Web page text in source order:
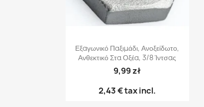
Γρήγορη προβολή
Εξαγωνικό Παξιμάδι, Ανοξείδωτο,
Ανθεκτικό Στα Οξέα, 3/8 Ίντσας
9,99 zł
2,43 €tax incl.